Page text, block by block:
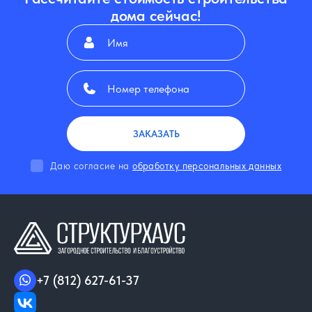
дома сейчас!
ЗАКАЗАТЬ
Даю согласие наобработку персональных данных
+7 (812) 627-61-37